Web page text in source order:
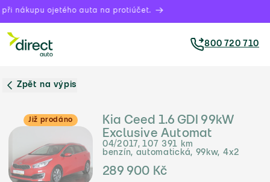
nákupu ojetého auta na protiúčet.
800 720 710
Zpět na výpis
Již prodáno
Kia Ceed 1.6 GDI 99kW
Exclusive Automat
04/2017, 107 391 km
benzín, automatická, 99kw, 4x2
289 900 Kč